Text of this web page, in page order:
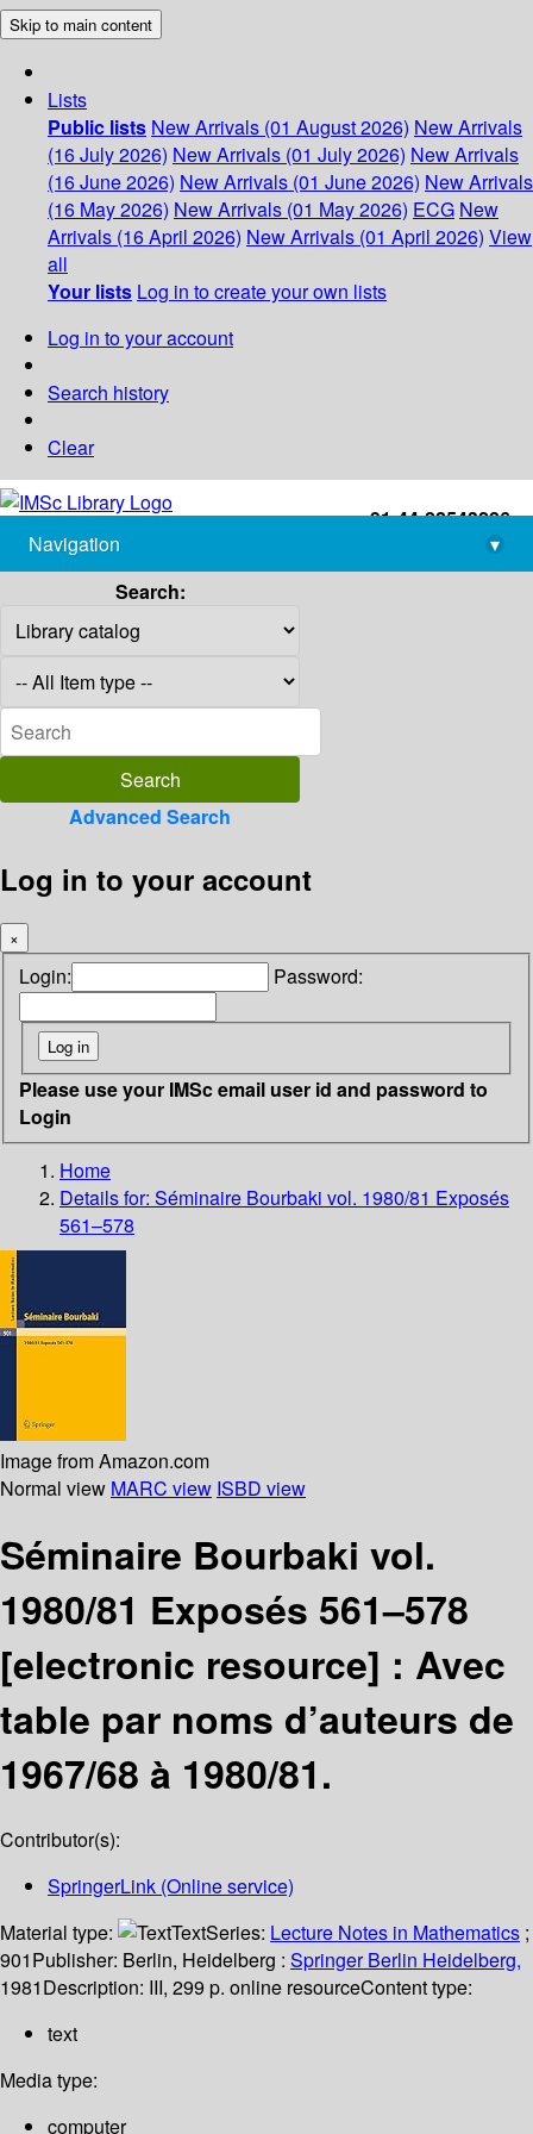
Skip to main content
Lists
Public lists New Arrivals (01 August 2026) New Arrivals
(16 July 2026) New Arrivals (01 July 2026) New Arrivals
(16 June 2026) New Arrivals (01 June 2026) New Arrivals
(16 May 2026) New Arrivals (01 May 2026) ECG New
Arrivals (16 April 2026) New Arrivals (01 April 2026) View
all
Your lists Log in to create your own lists
Log in to your account
Search history
Clear
+91-44-22543226
library@imsc.res.in
Navigation
▾
Search:
Advanced Search
Log in to your account
×
Login: Password:
Please use your IMSc email user id and password to
Login
Home
Details for: Séminaire Bourbaki vol. 1980/81 Exposés
561–578
Image from Amazon.com
Normal view MARC view ISBD view
Séminaire Bourbaki vol.
1980/81 Exposés 561–578
[electronic resource] : Avec
table par noms d’auteurs de
1967/68 à 1980/81.
Contributor(s):
SpringerLink (Online service)
Material type:
TextSeries: Lecture Notes in Mathematics ;
901Publisher: Berlin, Heidelberg : Springer Berlin Heidelberg,
1981Description: III, 299 p. online resourceContent type:
text
Media type:
computer